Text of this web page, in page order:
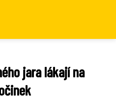
jara lákají na